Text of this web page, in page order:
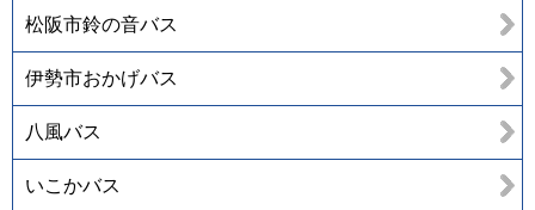
松阪市鈴の音バス
伊勢市おかげバス
八風バス
いこかバス